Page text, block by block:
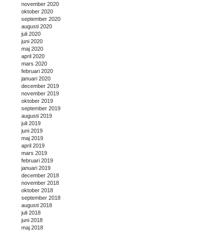
november 2020
oktober 2020
september 2020
augusti 2020
juli 2020
juni 2020
maj 2020
april 2020
mars 2020
februari 2020
januari 2020
december 2019
november 2019
oktober 2019
september 2019
augusti 2019
juli 2019
juni 2019
maj 2019
april 2019
mars 2019
februari 2019
januari 2019
december 2018
november 2018
oktober 2018
september 2018
augusti 2018
juli 2018
juni 2018
maj 2018